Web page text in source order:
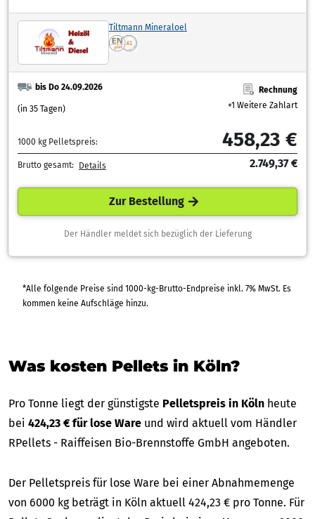
Tiltmann Mineraloel
bis Do 24.09.2026
(in 35 Tagen)
Rechnung
+1 Weitere Zahlart
1000 kg Pelletspreis: 458,23 €
Brutto gesamt: Details 2.749,37 €
Zur Bestellung
Der Händler meldet sich bezüglich der Lieferung
*Alle folgende Preise sind 1000-kg-Brutto-Endpreise inkl. 7% MwSt. Es
kommen keine Aufschläge hinzu.
Was kosten Pellets in Köln?
Pro Tonne liegt der günstigste Pelletspreis in Köln heute
bei 424,23 € für lose Ware und wird aktuell vom Händler
RPellets - Raiffeisen Bio-Brennstoffe GmbH angeboten.
Der Pelletspreis für lose Ware bei einer Abnahmemenge
von 6000 kg beträgt in Köln aktuell 424,23 € pro Tonne. Für